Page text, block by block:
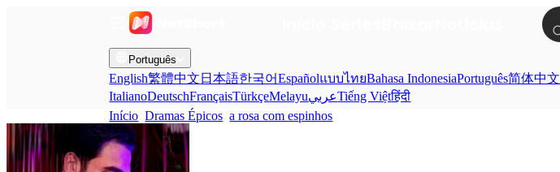
Português
English繁體中文 日本語한국어EspañolแบบไทยBahasa IndonesiaPortuguês简体中文
ItalianoDeutschFrançaisTürkçeMelayuعربيTiếng Việtहिंदी
Início Dramas Épicos a rosa com espinhos